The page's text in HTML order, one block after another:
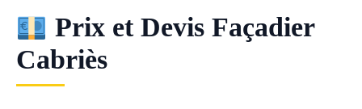
Prix et Devis Façadier
Cabriès